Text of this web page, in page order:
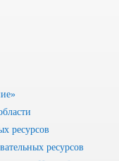
ресурсов
ресурсов